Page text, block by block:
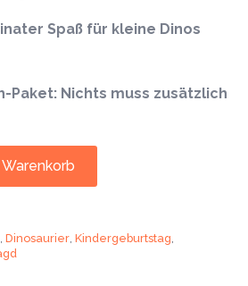
inater Spaß für kleine Dinos
Paket: Nichts muss zusätzlich
Warenkorb
, Dinosaurier, Kindergeburtstag,